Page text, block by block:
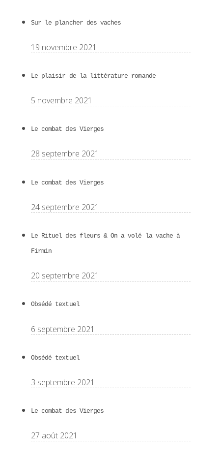
Sur le plancher des vaches
19 novembre 2021
Le plaisir de la littérature romande
5 novembre 2021
Le combat des Vierges
28 septembre 2021
Le combat des Vierges
24 septembre 2021
Le Rituel des fleurs & On a volé la vache à
Firmin
20 septembre 2021
Obsédé textuel
6 septembre 2021
Obsédé textuel
3 septembre 2021
Le combat des Vierges
27 août 2021